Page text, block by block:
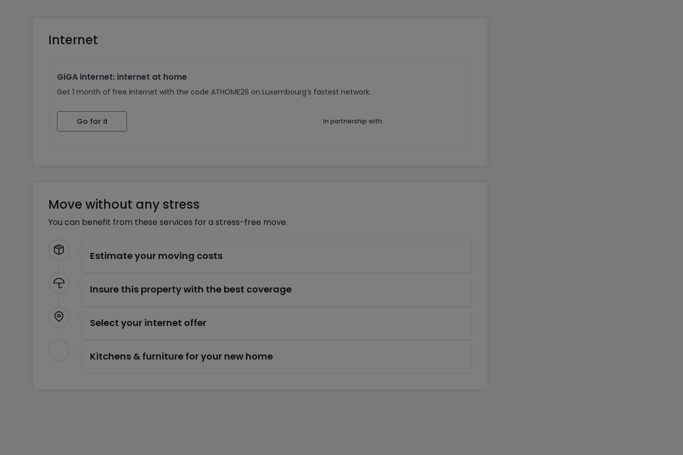
Internet
GiGA internet: internet at home
Get 1 month of free internet with the code ATHOME26 on Luxembourg’s fastest network.
Go for it In partnership with
Move without any stress
You can benefit from these services for a stress-free move.
Estimate your moving costs
Insure this property with the best coverage
Select your internet offer
Kitchens & furniture for your new home